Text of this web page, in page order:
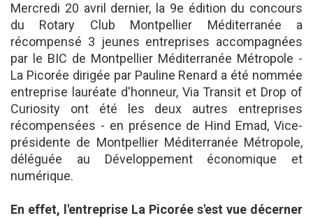
Mercredi 20 avril dernier, la 9e édition du concours
du Rotary Club Montpellier Méditerranée a
récompensé 3 jeunes entreprises accompagnées
par le BIC de Montpellier Méditerranée Métropole -
La Picorée dirigée par Pauline Renard a été nommée
entreprise lauréate d'honneur, Via Transit et Drop of
Curiosity ont été les deux autres entreprises
récompensées - en présence de Hind Emad, Vice-
présidente de Montpellier Méditerranée Métropole,
déléguée au Développement économique et
numérique.
En effet, l'entreprise La Picorée s'est vue décerner